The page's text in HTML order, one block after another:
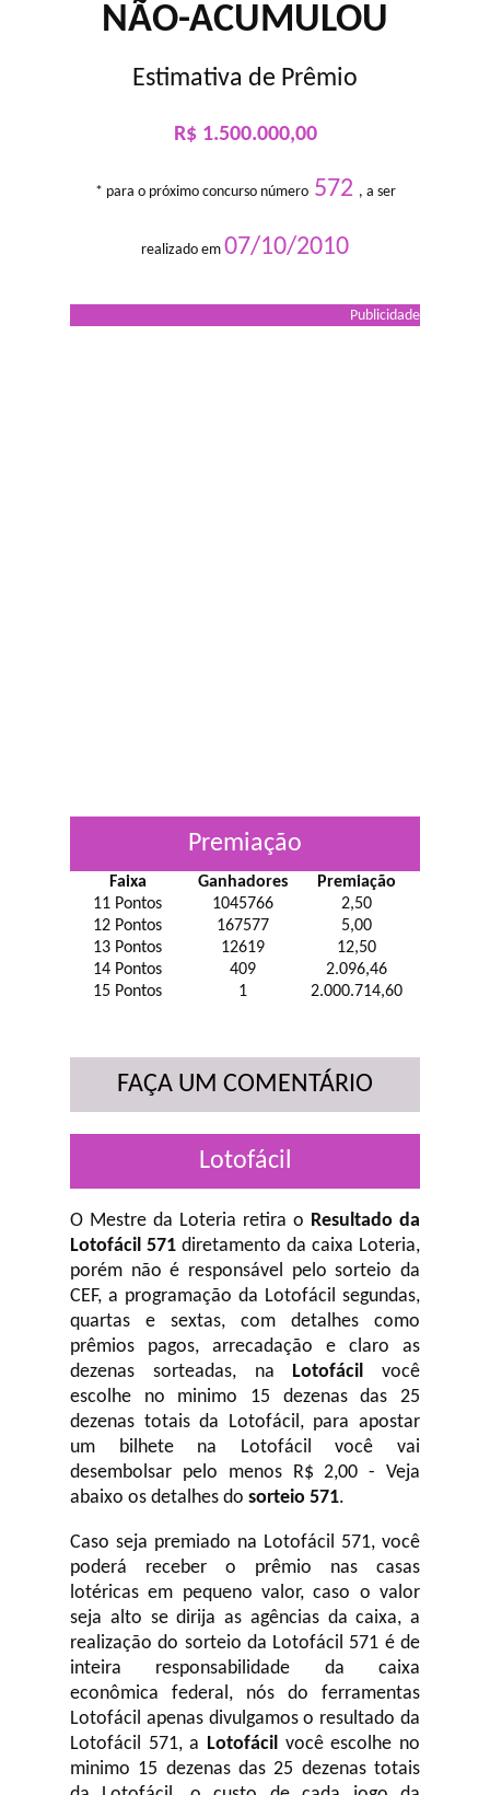
NÃO-ACUMULOU
Estimativa de Prêmio
R$ 1.500.000,00
* para o próximo concurso número572 , a ser
realizado em 07/10/2010
Publicidade
Premiação
Faixa Ganhadores
Premiação
11 Pontos
1045766
2,50
12 Pontos
167577
5,00
13 Pontos
12619
12,50
14 Pontos
409
2.096,46
15 Pontos
1 2.000.714,60
FAÇA UM COMENTÁRIO
Lotofácil
O Mestre da Loteria retira o Resultado da
Lotofácil 571 diretamento da caixa Loteria,
porém não é responsável pelo sorteio da
CEF, a programação da Lotofácil segundas,
quartas e sextas, com detalhes como
prêmios pagos, arrecadação e claro as
dezenas sorteadas, na Lotofácil você
escolhe no minimo 15 dezenas das 25
dezenas totais da Lotofácil, para apostar
um bilhete na Lotofácil você vai
desembolsar pelo menos R$ 2,00 - Veja
abaixo os detalhes do sorteio 571.
Caso seja premiado na Lotofácil 571, você
poderá receber o prêmio nas casas
lotéricas em pequeno valor, caso o valor
seja alto se dirija as agências da caixa, a
realização do sorteio da Lotofácil 571 é de
inteira responsabilidade da caixa
econômica federal, nós do ferramentas
Lotofácil apenas divulgamos o resultado da
Lotofácil 571, a Lotofácil você escolhe no
minimo 15 dezenas das 25 dezenas totais